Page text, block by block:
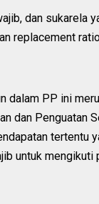
dan sukarela
replacement
PP ini
dan Penguatan
tertentu
untuk mengikuti